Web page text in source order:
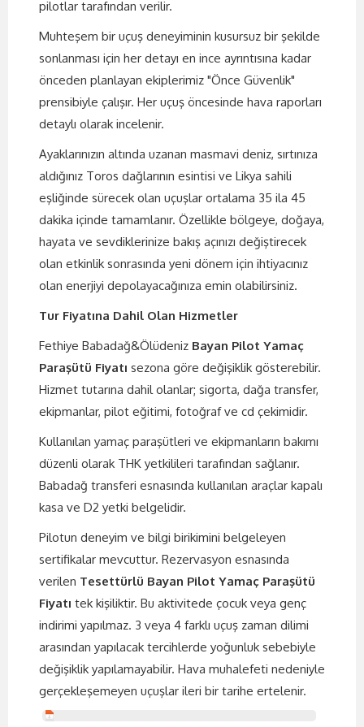
pilotlar tarafından verilir.
Muhteşem bir uçuş deneyiminin kusursuz bir şekilde
sonlanması için her detayı en ince ayrıntısına kadar
önceden planlayan ekiplerimiz "Önce Güvenlik"
prensibiyle çalışır. Her uçuş öncesinde hava raporları
detaylı olarak incelenir.
Ayaklarınızın altında uzanan masmavi deniz, sırtınıza
aldığınız Toros dağlarının esintisi ve Likya sahili
eşliğinde sürecek olan uçuşlar ortalama 35 ila 45
dakika içinde tamamlanır. Özellikle bölgeye, doğaya,
hayata ve sevdiklerinize bakış açınızı değiştirecek
olan etkinlik sonrasında yeni dönem için ihtiyacınız
olan enerjiyi depolayacağınıza emin olabilirsiniz.
Tur Fiyatına Dahil Olan Hizmetler
Fethiye Babadağ&Ölüdeniz Bayan Pilot Yamaç
Paraşütü Fiyatı sezona göre değişiklik gösterebilir.
Hizmet tutarına dahil olanlar; sigorta, dağa transfer,
ekipmanlar, pilot eğitimi, fotoğraf ve cd çekimidir.
Kullanılan yamaç paraşütleri ve ekipmanların bakımı
düzenli olarak THK yetkilileri tarafından sağlanır.
Babadağ transferi esnasında kullanılan araçlar kapalı
kasa ve D2 yetki belgelidir.
Pilotun deneyim ve bilgi birikimini belgeleyen
sertifikalar mevcuttur. Rezervasyon esnasında
verilen Tesettürlü Bayan Pilot Yamaç Paraşütü
Fiyatı tek kişiliktir. Bu aktivitede çocuk veya genç
indirimi yapılmaz. 3 veya 4 farklı uçuş zaman dilimi
arasından yapılacak tercihlerde yoğunluk sebebiyle
değişiklik yapılamayabilir. Hava muhalefeti nedeniyle
gerçekleşemeyen uçuşlar ileri bir tarihe ertelenir.